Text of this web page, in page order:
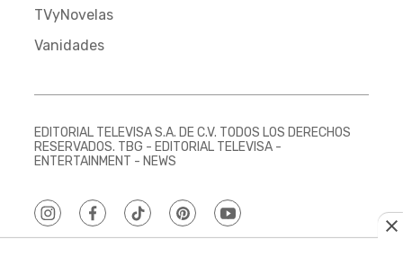
TVyNovelas
Vanidades
EDITORIAL TELEVISA S.A. DE C.V. TODOS LOS DERECHOS
RESERVADOS. TBG - EDITORIAL TELEVISA -
ENTERTAINMENT - NEWS
instagramfacebooktiktokpinterestyoutube